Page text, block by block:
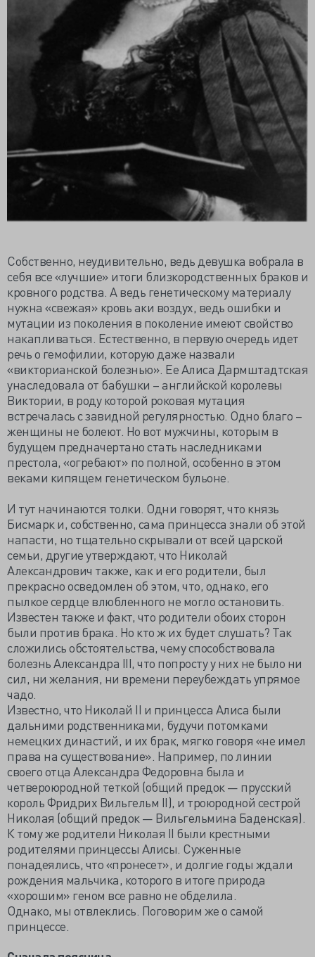
Собственно, неудивительно, ведь девушка вобрала в
себя все «лучшие» итоги близкородственных браков и
кровного родства. А ведь генетическому материалу
нужна «свежая» кровь аки воздух, ведь ошибки и
мутации из поколения в поколение имеют свойство
накапливаться. Естественно, в первую очередь идет
речь о гемофилии, которую даже назвали
«викторианской болезнью». Ее Алиса Дармштадтская
унаследовала от бабушки – английской королевы
Виктории, в роду которой роковая мутация
встречалась с завидной регулярностью. Одно благо –
женщины не болеют. Но вот мужчины, которым в
будущем предначертано стать наследниками
престола, «огребают» по полной, особенно в этом
веками кипящем генетическом бульоне.
И тут начинаются толки. Одни говорят, что князь
Бисмарк и, собственно, сама принцесса знали об этой
напасти, но тщательно скрывали от всей царской
семьи, другие утверждают, что Николай
Александрович также, как и его родители, был
прекрасно осведомлен об этом, что, однако, его
пылкое сердце влюбленного не могло остановить.
Известен также и факт, что родители обоих сторон
были против брака. Но кто ж их будет слушать? Так
сложились обстоятельства, чему способствовала
болезнь Александра III, что попросту у них не было ни
сил, ни желания, ни времени переубеждать упрямое
чадо.
Известно, что Николай II и принцесса Алиса были
дальними родственниками, будучи потомками
немецких династий, и их брак, мягко говоря «не имел
права на существование». Например, по линии
своего отца Александра Федоровна была и
четвероюродной теткой (общий предок — прусский
король Фридрих Вильгельм II), и троюродной сестрой
Николая (общий предок — Вильгельмина Баденская).
К тому же родители Николая II были крестными
родителями принцессы Алисы. Суженные
понадеялись, что «пронесет», и долгие годы ждали
рождения мальчика, которого в итоге природа
«хорошим» геном все равно не обделила.
Однако, мы отвлеклись. Поговорим же о самой
принцессе.